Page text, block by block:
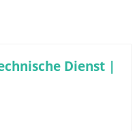
Dienst |